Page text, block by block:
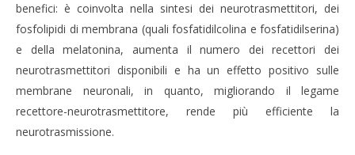
benefici: è coinvolta nella sintesi dei neurotrasmettitori, dei
fosfolipidi di membrana (quali fosfatidilcolina e fosfatidilserina)
e della melatonina, aumenta il numero dei recettori dei
neurotrasmettitori disponibili e ha un effetto positivo sulle
membrane neuronali, in quanto, migliorando il legame
recettore-neurotrasmettitore, rende più efficiente la
neurotrasmissione.